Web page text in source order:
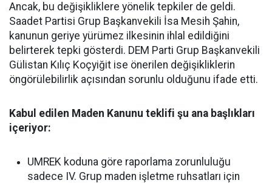
Ancak, bu değişikliklere yönelik tepkiler de geldi.
Saadet Partisi Grup Başkanvekili İsa Mesih Şahin,
kanunun geriye yürümez ilkesinin ihlal edildiğini
belirterek tepki gösterdi. DEM Parti Grup Başkanvekili
Gülistan Kılıç Koçyiğit ise önerilen değişikliklerin
öngörülebilirlik açısından sorunlu olduğunu ifade etti.
Kabul edilen Maden Kanunu teklifi şu ana başlıkları
içeriyor:
UMREK koduna göre raporlama zorunluluğu
sadece IV. Grup maden işletme ruhsatları için